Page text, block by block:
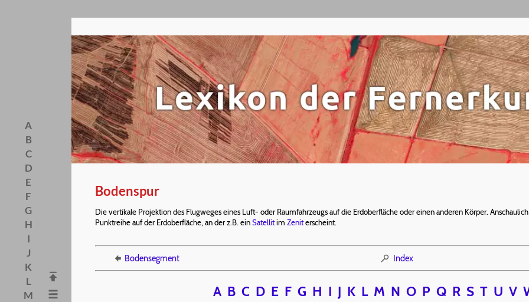
A
B
C
D
E
F
G
H
I
J
K
L
M
Bodenspur
Die vertikale Projektion des Flugweges eines Luft- oder Raumfahrzeugs auf die Erdoberfläche oder einen anderen Körper.
Punktreihe auf der Erdoberfläche, an der z.B. einSatellitim Zeniterscheint.
Bodensegment Index
A B C D E F G H I J K L M N O P Q R S T U V